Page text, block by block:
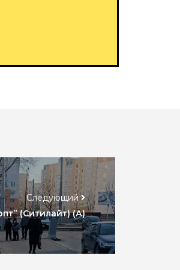
Следующий
(Ситилайт) (А)